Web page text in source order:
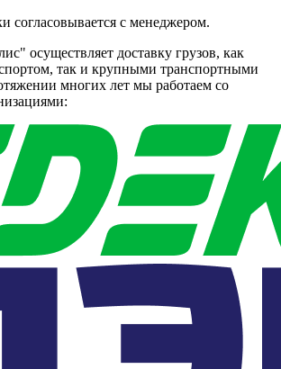
согласовывается с менеджером.
осуществляет доставку грузов, как
так и крупными транспортными
многих лет мы работаем со